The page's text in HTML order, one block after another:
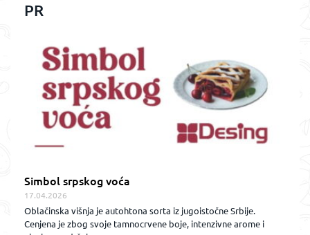
PR
Simbol srpskog voća
17.04.2026
Oblačinska višnja je autohtona sorta iz jugoistočne Srbije.
Cenjena je zbog svoje tamnocrvene boje, intenzivne arome i